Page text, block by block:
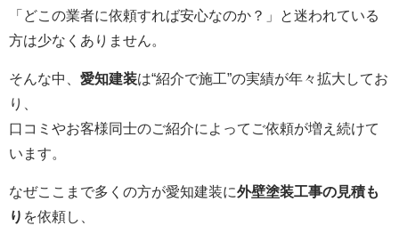
「どこの業者に依頼すれば安心なのか？」と迷われている
方は少なくありません。
そんな中、 愛知建装は“紹介で施工”の実績が年々拡大してお
り、
口コミやお客様同士のご紹介によってご依頼が増え続けて
います。
なぜここまで多くの方が愛知建装に外壁塗装工事の見積も
り を依頼し、